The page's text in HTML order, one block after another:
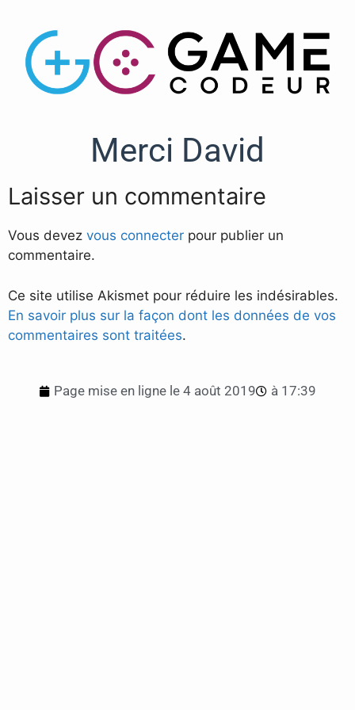
Merci David
Laisser un commentaire
Vous devez vous connecter pour publier un
commentaire.
Ce site utilise Akismet pour réduire les indésirables.
En savoir plus sur la façon dont les données de vos
commentaires sont traitées.
Page mise en ligne le 4 août 2019 à 17:39